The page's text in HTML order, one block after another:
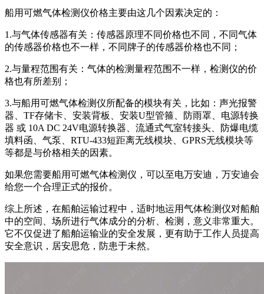
船用可燃气体检测仪价格主要由这几个因素决定的：
1.与气体传感器有关：传感器原理不同价格也不同，不同气体
的传感器价格也不一样，不同牌子的传感器价格也不同；
2.与量程范围有关：气体的检测量程范围不一样，检测仪的价
格也有所差别；
3.与船用可燃气体检测仪所配备的模块有关，比如：声光报警
器、TF存储卡、安装背板、安装U型管箍、防雨罩、电源转换
器 或 10A DC 24V电源转换器、流通式气室转接头、防爆电缆
填料函、气泵、RTU-433短距离无线模块、GPRS无线模块等
等都是与价格相关的因素。
如果您需要船用可燃气体检测仪，可以至电万安迪，万安迪会
给您一个合理正式的报价。
综上所述，在船舶运输过程中，适时地运用气体检测仪对船舶
中的空间、场所进行气体成分的分析、检测，意义非常重大。
它不仅促进了船舶运输业的安全发展，更有助于工作人员提高
安全意识，居安思危，防患于未然。